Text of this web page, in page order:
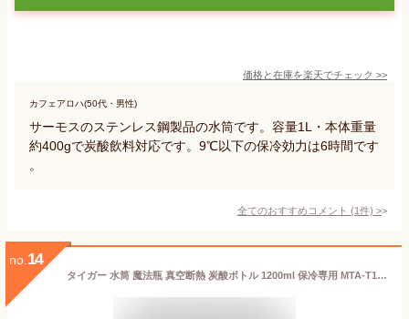
価格と在庫を楽天でチェック >>
カフェアロハ(50代・男性)
サーモスのステンレス鋼製品の水筒です。容量1L・本体重量
約400gで炭酸飲料対応です。9℃以下の保冷効力は6時間です
。
全てのおすすめコメント (1件) >
no. 14
タイガー 水筒 魔法瓶 真空断熱 炭酸ボトル 1200ml 保冷専用 MTA-T120 1.2L スポーツドリンク対応 炭酸飲料 ビール ステンレス 炭酸 保冷ボトル 父の日 父の日ギフト/